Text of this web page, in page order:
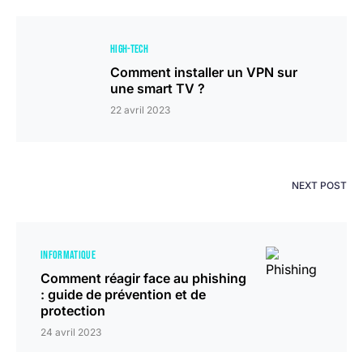
HIGH-TECH
Comment installer un VPN sur
une smart TV ?
22 avril 2023
NEXT POST
INFORMATIQUE
Comment réagir face au phishing
: guide de prévention et de
protection
24 avril 2023